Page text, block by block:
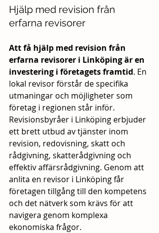
Hjälp med revision från
erfarna revisorer
Att få hjälp med revision från
erfarna revisorer i Linköping är en
investering i företagets framtid. En
lokal revisor förstår de specifika
utmaningar och möjligheter som
företag i regionen står inför.
Revisionsbyråer i Linköping erbjuder
ett brett utbud av tjänster inom
revision, redovisning, skatt och
rådgivning, skatterådgivning och
effektiv affärsrådgivning. Genom att
anlita en revisor i Linköping får
företagen tillgång till den kompetens
och det nätverk som krävs för att
navigera genom komplexa
ekonomiska frågor.